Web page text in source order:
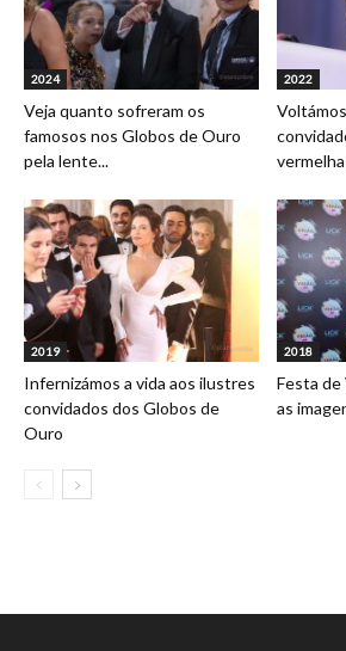
2024
Veja quanto sofreram os
famosos nos Globos de Ouro
pela lente...
2022
2019
Infernizámos a vida aos ilustres
convidados dos Globos de
Ouro
2018
Festa de
as